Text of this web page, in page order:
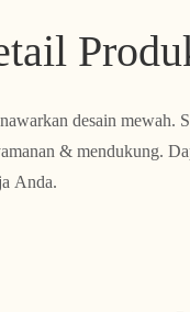
desain mewah.
& mendukung.
Anda.